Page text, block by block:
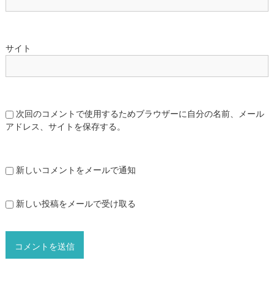
サイト
次回のコメントで使用するためブラウザーに自分の名前、メール
アドレス、サイトを保存する。
新しいコメントをメールで通知
新しい投稿をメールで受け取る